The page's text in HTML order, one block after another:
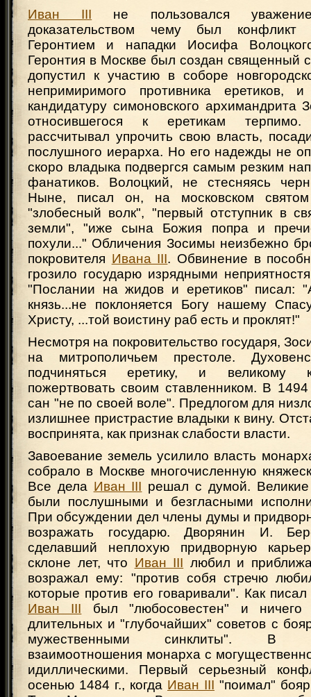
Иван III не пользовался
доказательством чему был конфликт
Геронтием и нападки Иосифа
Геронтия в Москве был создан священный
допустил к участию в соборе
непримиримого противника еретиков,
кандидатуру симоновского архимандрита
относившегося к еретикам
рассчитывал упрочить свою власть,
послушного иерарха. Но его надежды не
скоро владыка подвергся самым резким
фанатиков. Волоцкий, не стесняясь
Ныне, писал он, на московском
"злобесный волк", "первый отступник в
земли", "иже сына Божия попра и
похули..." Обличения Зосимы неизбежно
покровителя Ивана III. Обвинение в
грозило государю изрядными
"Послании на жидов и еретиков" писал:
князь...не поклоняется Богу нашему
Христу, ...той воистину раб есть и проклят!"
Несмотря на покровительство государя,
на митрополичьем престоле.
подчиняться еретику, и великому
пожертвовать своим ставленником. В
сан "не по своей воле". Предлогом для
излишнее пристрастие владыки к вину.
воспринята, как признак слабости власти.
Завоевание земель усилило власть
собрало в Москве многочисленную
Все дела Иван III решал с думой.
были послушными и безгласными
При обсуждении дел члены думы и
возражать государю. Дворянин И.
сделавший неплохую придворную
склоне лет, что Иван III любил и
возражал ему: "против собя стречю
которые против его говаривали". Как
Иван III был "любосовестен" и
длительных и "глубочайших" советов с
мужественными синклиты". В
взаимоотношения монарха с
идиллическими. Первый серьезный
осенью 1484 г., когда Иван III "поимал"